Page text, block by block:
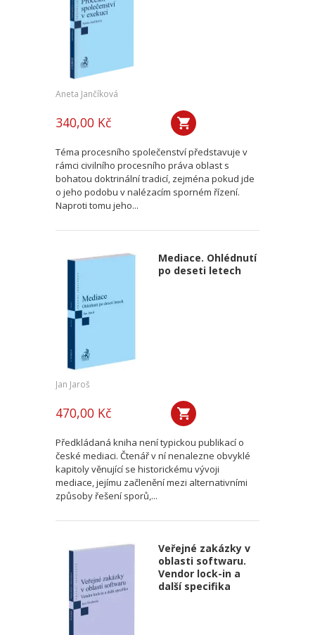
Aneta Jančíková
340,00 Kč
Téma procesního společenství představuje v
rámci civilního procesního práva oblast s
bohatou doktrinální tradicí, zejména pokud jde
o jeho podobu v nalézacím sporném řízení.
Naproti tomu jeho...
Mediace. Ohlédnutí
po deseti letech
Jan Jaroš
470,00 Kč
Předkládaná kniha není typickou publikací o
české mediaci. Čtenář v ní nenalezne obvyklé
kapitoly věnující se historickému vývoji
mediace, jejímu začlenění mezi alternativními
způsoby řešení sporů,...
Veřejné zakázky v
oblasti softwaru.
Vendor lock-in a
další specifika